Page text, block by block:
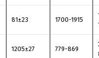
81±23 1700-1915
1205±27 779-869